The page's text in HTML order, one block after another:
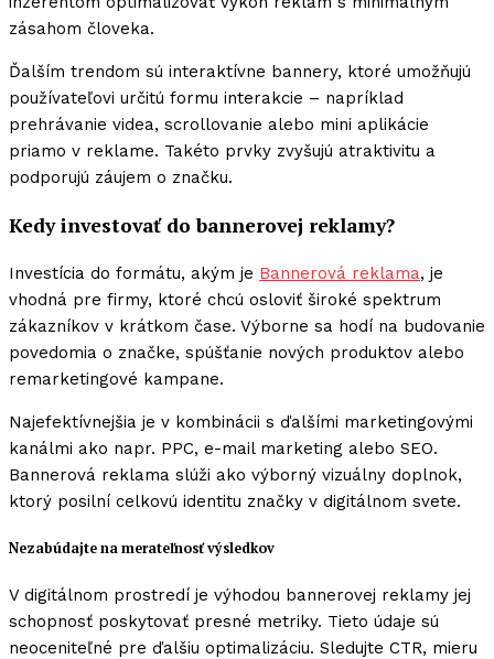
zásahom človeka.
Ďalším trendom sú interaktívne bannery, ktoré umožňujú
používateľovi určitú formu interakcie – napríklad
prehrávanie videa, scrollovanie alebo mini aplikácie
priamo v reklame. Takéto prvky zvyšujú atraktivitu a
podporujú záujem o značku.
Kedy investovať do bannerovej reklamy?
Investícia do formátu, akým je Bannerová reklama, je
vhodná pre firmy, ktoré chcú osloviť široké spektrum
zákazníkov v krátkom čase. Výborne sa hodí na budovanie
povedomia o značke, spúšťanie nových produktov alebo
remarketingové kampane.
Najefektívnejšia je v kombinácii s ďalšími marketingovými
kanálmi ako napr. PPC, e-mail marketing alebo SEO.
Bannerová reklama slúži ako výborný vizuálny doplnok,
ktorý posilní celkovú identitu značky v digitálnom svete.
Nezabúdajte na merateľnosť výsledkov
V digitálnom prostredí je výhodou bannerovej reklamy jej
schopnosť poskytovať presné metriky. Tieto údaje sú
neoceniteľné pre ďalšiu optimalizáciu. Sledujte CTR, mieru